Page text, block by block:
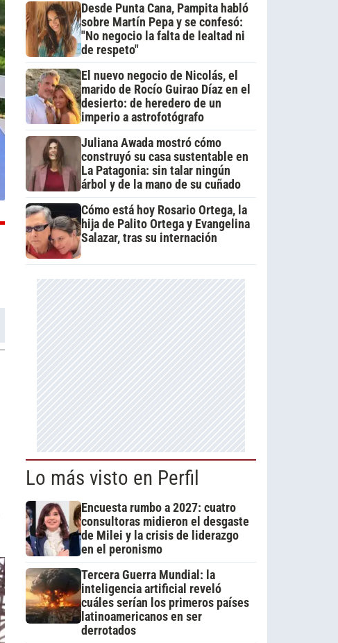
Desde Punta Cana, Pampita habló
sobre Martín Pepa y se confesó:
"No negocio la falta de lealtad ni
de respeto"
El nuevo negocio de Nicolás, el
marido de Rocío Guirao Díaz en el
desierto: de heredero de un
imperio a astrofotógrafo
Juliana Awada mostró cómo
construyó su casa sustentable en
La Patagonia: sin talar ningún
árbol y de la mano de su cuñado
Cómo está hoy Rosario Ortega, la
hija de Palito Ortega y Evangelina
Salazar, tras su internación
Lo más visto en Perfil
Encuesta rumbo a 2027: cuatro
consultoras midieron el desgaste
de Milei y la crisis de liderazgo
en el peronismo
Tercera Guerra Mundial: la
inteligencia artificial reveló
cuáles serían los primeros países
latinoamericanos en ser
derrotados